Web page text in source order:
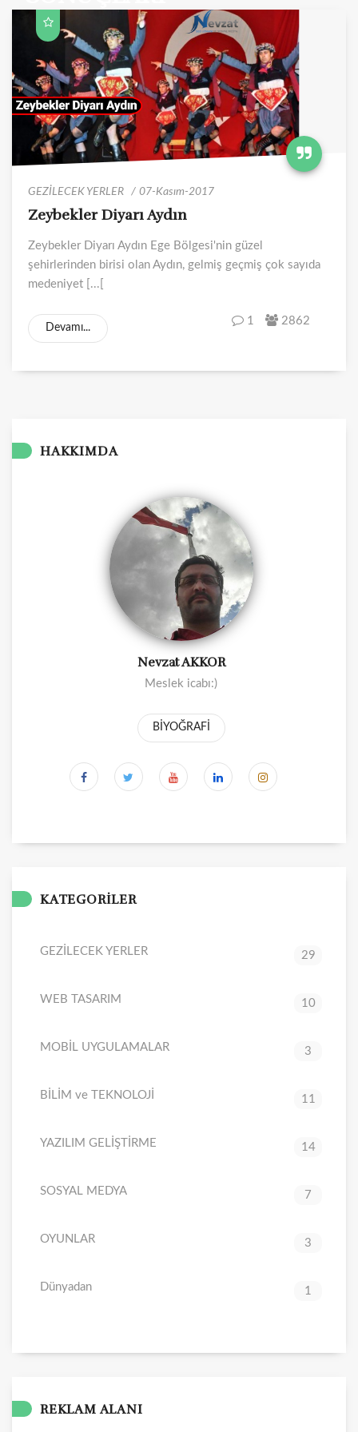
GEZİLECEK YERLER 07-Kasım-2017
Zeybekler Diyarı Aydın
Zeybekler Diyarı Aydın Ege Bölgesi'nin güzel
şehirlerinden birisi olan Aydın, gelmiş geçmiş çok sayıda
medeniyet [...[
Devamı...
1 2862
HAKKIMDA
Nevzat AKKOR
Meslek icabı:)
BİYOĞRAFİ
KATEGORİLER
GEZİLECEK YERLER 29
WEB TASARIM 10
MOBİL UYGULAMALAR 3
BİLİM ve TEKNOLOJİ 11
YAZILIM GELİŞTİRME 14
SOSYAL MEDYA 7
OYUNLAR 3
Dünyadan 1
REKLAM ALANI